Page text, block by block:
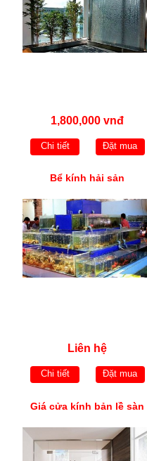
1,800,000 vnđ
Chi tiết Đặt mua
Bể kính hải sản
Liên hệ
Chi tiết Đặt mua
Giá cửa kính bản lề sàn